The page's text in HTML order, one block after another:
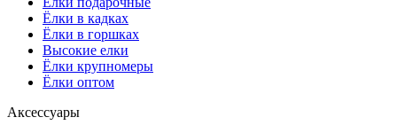
Ёлки в кадках
Ёлки в горшках
Высокие елки
Ёлки крупномеры
Ёлки оптом
Аксессуары